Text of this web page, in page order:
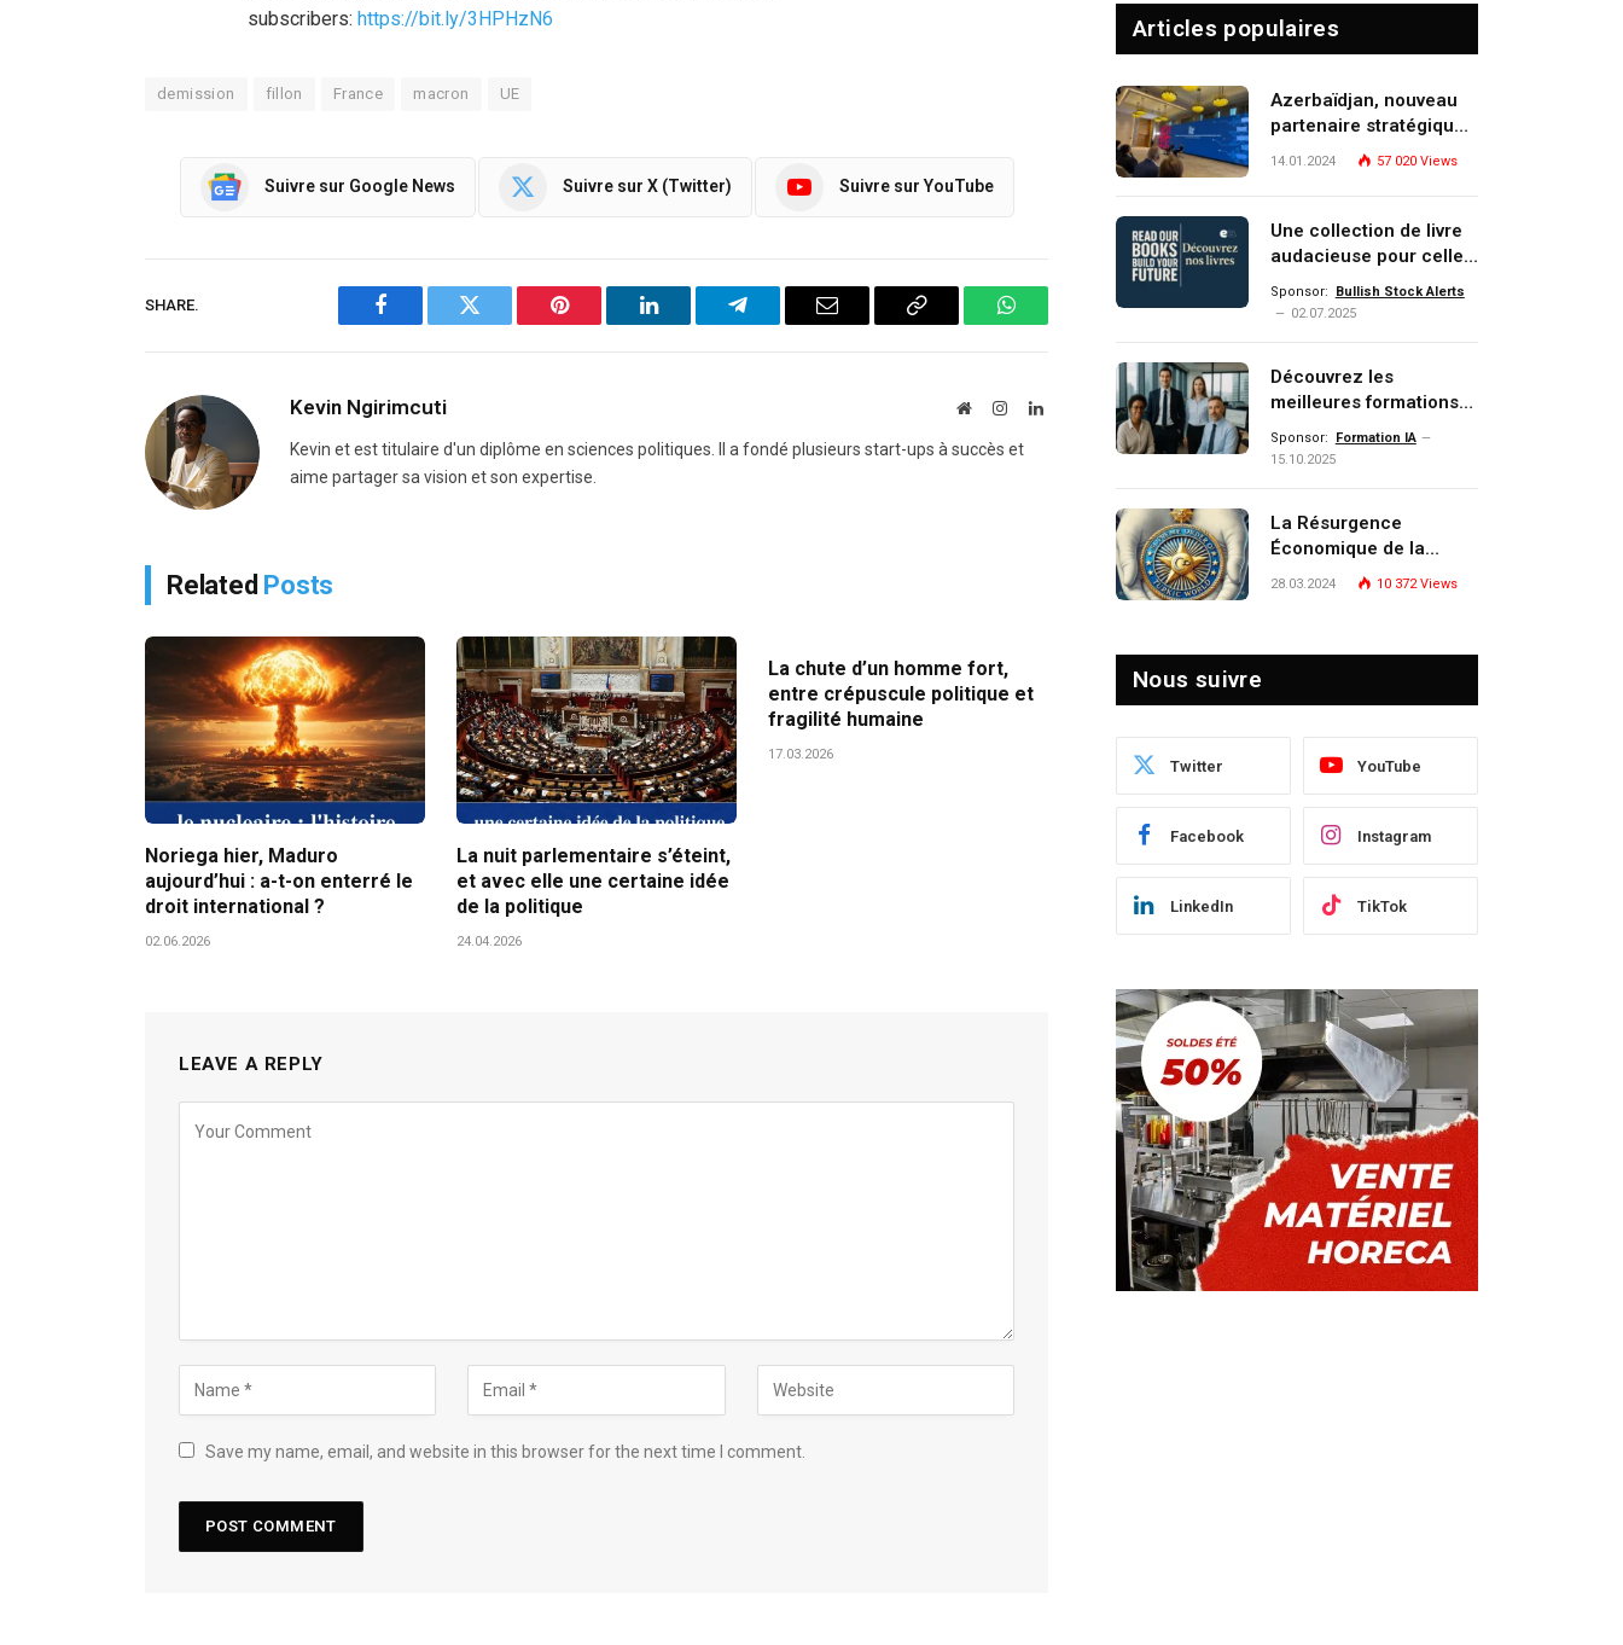
subscribers: https://bit.ly/3HPHzN6
demission fillon France macron UE
Suivre sur Google News Suivre sur X (Twitter) Suivre sur YouTube
SHARE.
Facebook Twitter Pinterest LinkedIn Telegram Email
Copy
WhatsApp
Kevin Ngirimcuti WebsiteInstagramLinkedIn
Kevin et est titulaire d'un diplôme en sciences politiques. Il a fondé plusieurs start-ups à succès et
aime partager sa vision et son expertise.
Related Posts
Noriega hier, Maduro
aujourd’hui : a-t-on enterré le
droit international ?
02.06.2026
La nuit parlementaire s’éteint,
et avec elle une certaine idée
de la politique
24.04.2026
La chute d’un homme fort,
entre crépuscule politique et
fragilité humaine
17.03.2026
LEAVE A REPLY
Save my name, email, and website in this browser for the next time I comment.
Articles populaires
Azerbaïdjan, nouveau
partenaire stratégique
de l’Union européenne
14.01.2024 57 020 Views
Une collection de livre
audacieuse pour celles
et ceux qui veulent
comprendre, investir et
Sponsor:
Bullish Stock Alerts
02.07.2025
Découvrez les
meilleures formations
Data, IA, automatisation
et investissement
écosystème d’experts
Sponsor:
Formation IA
15.10.2025
La Résurgence
Économique de la
Turquie : Naviguer dans
28.03.2024 10 372Views
Nous suivre
Twitter YouTube
Facebook Instagram
LinkedIn TikTok